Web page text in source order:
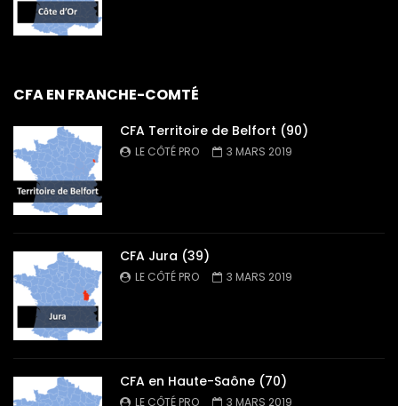
CFA EN FRANCHE-COMTÉ
CFA Territoire de Belfort (90)
LE CÔTÉ PRO 3 MARS 2019
CFA Jura (39)
LE CÔTÉ PRO 3 MARS 2019
CFA en Haute-Saône (70)
LE CÔTÉ PRO 3 MARS 2019